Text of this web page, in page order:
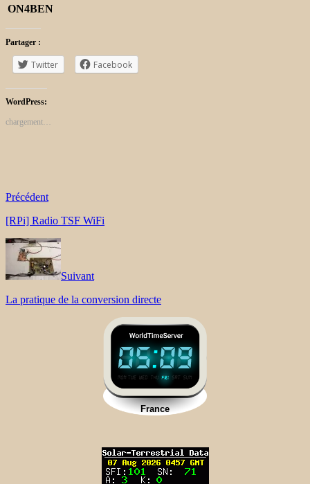
ON4BEN
Partager :
Twitter Facebook
WordPress:
chargement…
Précédent
[RPi] Radio TSF WiFi
Suivant
La pratique de la conversion directe